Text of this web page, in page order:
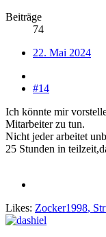
Beiträge
74
22. Mai 2024
#14
Ich könnte mir
Mitarbeiter zu tun.
Nicht jeder arbeitet
25 Stunden in
Likes: Zocker1998,